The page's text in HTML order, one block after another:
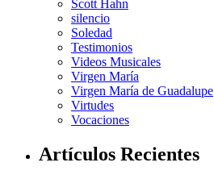
Scott Hahn
silencio
Soledad
Testimonios
Videos Musicales
Virgen María
Virgen María de Guadalupe
Virtudes
Vocaciones
Artículos Recientes